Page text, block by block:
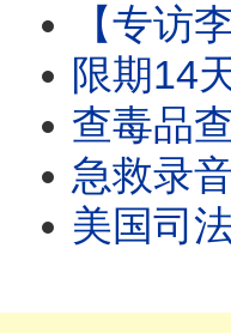
【专访李少民】资本主
限期14天！美商
查毒品查到百亿
急救录音泄密？
美国司法部跨